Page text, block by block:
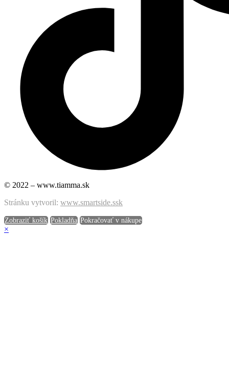
© 2022 – www.tiamma.sk
Stránku vytvoril: www.smartside.ssk
Zobraziť košík Pokladňa Pokračovať v nákupe
×